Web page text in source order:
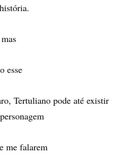
esse
Tertuliano pode até existir
me falarem